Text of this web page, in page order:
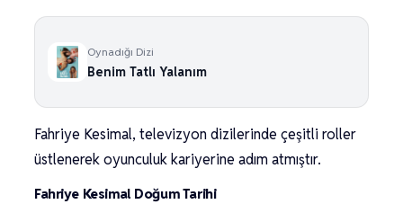
Oynadığı Dizi
Benim Tatlı Yalanım
Fahriye Kesimal, televizyon dizilerinde çeşitli roller
üstlenerek oyunculuk kariyerine adım atmıştır.
Fahriye Kesimal Doğum Tarihi